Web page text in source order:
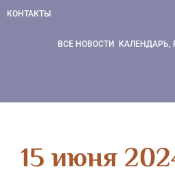
КОНТАКТЫ
ВСЕ НОВОСТИ КАЛЕНДАРЬ,
15 июня